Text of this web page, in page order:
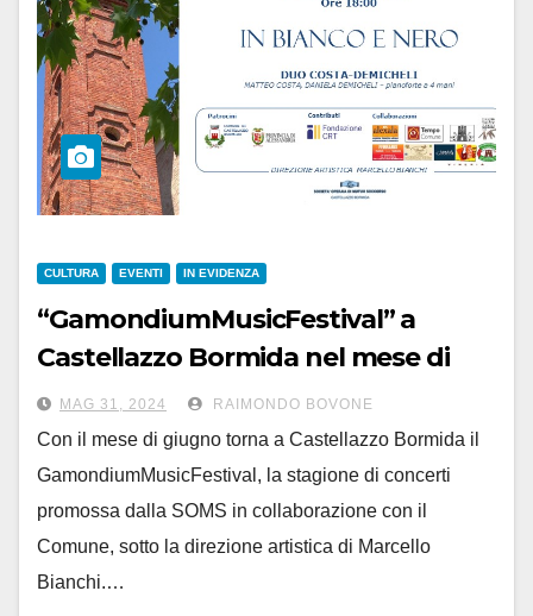
CULTURA EVENTI IN EVIDENZA
“GamondiumMusicFestival” a
Castellazzo Bormida nel mese di
giugno: si parte domani
MAG 31, 2024 RAIMONDO BOVONE
Con il mese di giugno torna a Castellazzo Bormida il
GamondiumMusicFestival, la stagione di concerti
promossa dalla SOMS in collaborazione con il
Comune, sotto la direzione artistica di Marcello
Bianchi.…